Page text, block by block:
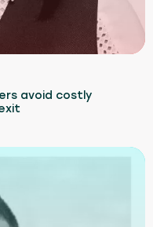
avoid costly